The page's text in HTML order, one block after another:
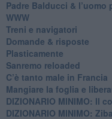
Padre Balducci & l’uomo
WWW
​Treni e navigatori
​Domande & risposte
​Plasticamente
Sanremo reloaded
C’è tanto male in Francia
​Mangiare la foglia e
DIZIONARIO MINIMO: Il
DIZIONARIO MINIMO: